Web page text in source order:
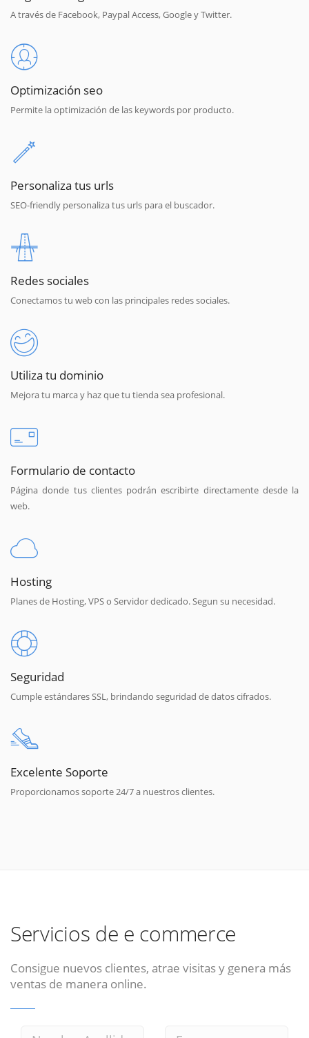
A través de Facebook, Paypal Access, Google y Twitter.
Optimización seo
Permite la optimización de las keywords por producto.
Personaliza tus urls
SEO-friendly personaliza tus urls para el buscador.
Redes sociales
Conectamos tu web con las principales redes sociales.
Utiliza tu dominio
Mejora tu marca y haz que tu tienda sea profesional.
Formulario de contacto
Página donde tus clientes podrán escribirte directamente desde la
web.
Hosting
Planes de Hosting, VPS o Servidor dedicado. Segun su necesidad.
Seguridad
Cumple estándares SSL, brindando seguridad de datos cifrados.
Excelente Soporte
Proporcionamos soporte 24/7 a nuestros clientes.
Servicios de e commerce
Consigue nuevos clientes, atrae visitas y genera más
ventas de manera online.